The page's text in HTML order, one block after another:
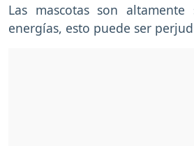
Las mascotas son altamente
energías, esto puede ser